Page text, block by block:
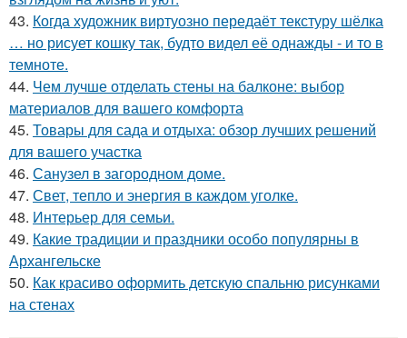
43. Когда художник виртуозно передаёт текстуру шёлка
… но рисует кошку так, будто видел её однажды - и то в
темноте.
44. Чем лучше отделать стены на балконе: выбор
материалов для вашего комфорта
45. Товары для сада и отдыха: обзор лучших решений
для вашего участка
46. Санузел в загородном доме.
47. Свет, тепло и энергия в каждом уголке.
48. Интерьер для семьи.
49. Какие традиции и праздники особо популярны в
Архангельске
50. Как красиво оформить детскую спальню рисунками
на стенах